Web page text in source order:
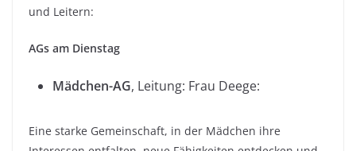
und Leitern:
AGs am Dienstag
Mädchen-AG, Leitung: Frau Deege:
Eine starke Gemeinschaft, in der Mädchen ihre